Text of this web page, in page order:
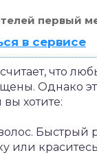
первый
в сервисе
что
Однако
хотите:
Быстрый
или